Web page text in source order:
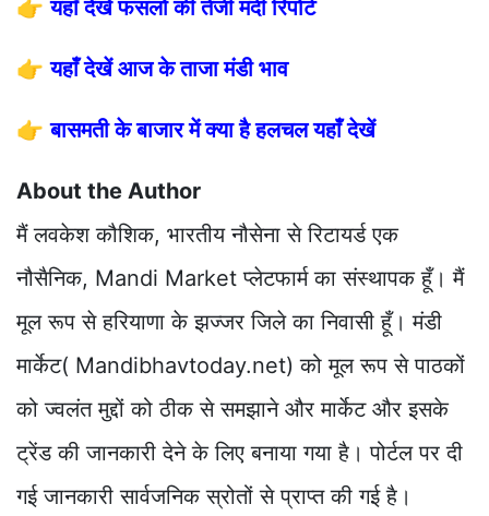
👉यहाँ देखें फसलों की तेजी मंदी रिपोर्ट
👉यहाँ देखें आज के ताजा मंडी भाव
👉बासमती के बाजार में क्या है हलचल यहाँ देखें
About the Author
मैं लवकेश कौशिक, भारतीय नौसेना से रिटायर्ड एक
नौसैनिक, Mandi Market प्लेटफार्म का संस्थापक हूँ। मैं
मूल रूप से हरियाणा के झज्जर जिले का निवासी हूँ। मंडी
मार्केट( Mandibhavtoday.net) को मूल रूप से पाठकों
को ज्वलंत मुद्दों को ठीक से समझाने और मार्केट और इसके
ट्रेंड की जानकारी देने के लिए बनाया गया है। पोर्टल पर दी
गई जानकारी सार्वजनिक स्रोतों से प्राप्त की गई है।